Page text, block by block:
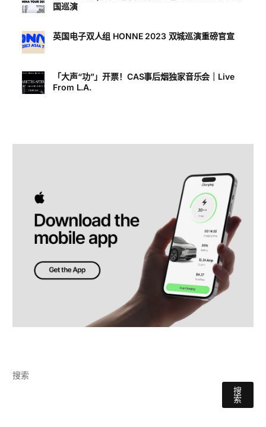
国巡演
英国电子双人组 HONNE 2023 双城巡演重磅官宣
「大声“功”」开票！CAS事后烟独家音乐会｜Live
From L.A.
搜索
搜
索